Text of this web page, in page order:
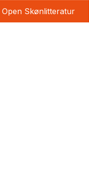
Open Skønlitteratur